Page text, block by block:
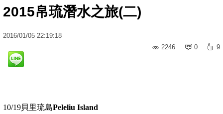
2015帛琉潛水之旅(二)
2016/01/05 22:19:18
2246
0 9
10/19貝里琉島Peleliu Island